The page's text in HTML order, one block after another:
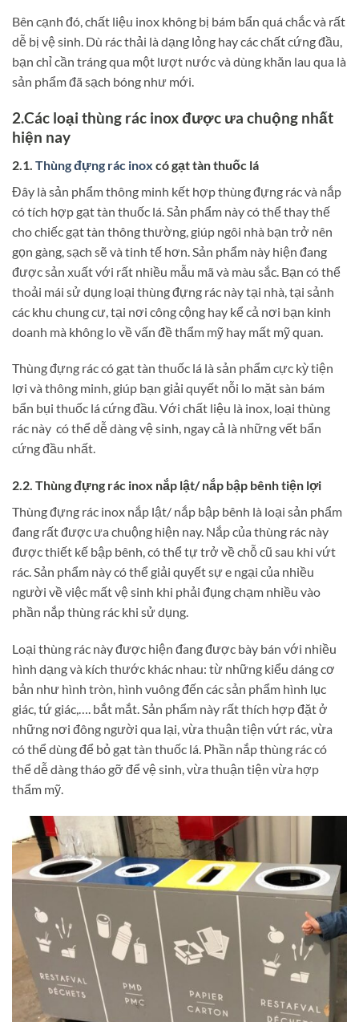
Bên cạnh đó, chất liệu inox không bị bám bẩn quá chắc và rất
dễ bị vệ sinh. Dù rác thải là dạng lỏng hay các chất cứng đầu,
bạn chỉ cần tráng qua một lượt nước và dùng khăn lau qua là
sản phẩm đã sạch bóng như mới.
2.Các loại thùng rác inox được ưa chuộng nhất
hiện nay
2.1. Thùng đựng rác inox có gạt tàn thuốc lá
Đây là sản phẩm thông minh kết hợp thùng đựng rác và nắp
có tích hợp gạt tàn thuốc lá. Sản phẩm này có thể thay thế
cho chiếc gạt tàn thông thường, giúp ngôi nhà bạn trở nên
gọn gàng, sạch sẽ và tinh tế hơn. Sản phẩm này hiện đang
được sản xuất với rất nhiều mẫu mã và màu sắc. Bạn có thể
thoải mái sử dụng loại thùng đựng rác này tại nhà, tại sảnh
các khu chung cư, tại nơi công cộng hay kể cả nơi bạn kinh
doanh mà không lo về vấn đề thẩm mỹ hay mất mỹ quan.
Thùng đựng rác có gạt tàn thuốc lá là sản phẩm cực kỳ tiện
lợi và thông minh, giúp bạn giải quyết nỗi lo mặt sàn bám
bẩn bụi thuốc lá cứng đầu. Với chất liệu là inox, loại thùng
rác này có thể dễ dàng vệ sinh, ngay cả là những vết bẩn
cứng đầu nhất.
2.2. Thùng đựng rác inox nắp lật/ nắp bập bênh tiện lợi
Thùng đựng rác inox nắp lật/ nắp bập bênh là loại sản phẩm
đang rất được ưa chuộng hiện nay. Nắp của thùng rác này
được thiết kế bập bênh, có thể tự trở về chỗ cũ sau khi vứt
rác. Sản phẩm này có thể giải quyết sự e ngại của nhiều
người về việc mất vệ sinh khi phải đụng chạm nhiều vào
phần nắp thùng rác khi sử dụng.
Loại thùng rác này được hiện đang được bày bán với nhiều
hình dạng và kích thước khác nhau: từ những kiểu dáng cơ
bản như hình tròn, hình vuông đến các sản phẩm hình lục
giác, tứ giác,…. bắt mắt. Sản phẩm này rất thích hợp đặt ở
những nơi đông người qua lại, vừa thuận tiện vứt rác, vừa
có thể dùng để bỏ gạt tàn thuốc lá. Phần nắp thùng rác có
thể dễ dàng tháo gỡ để vệ sinh, vừa thuận tiện vừa hợp
thẩm mỹ.